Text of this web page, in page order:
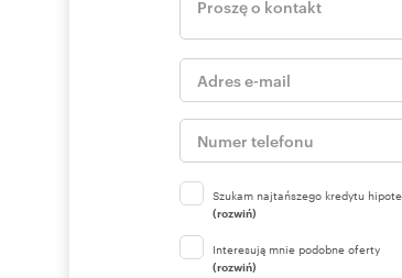
Szukam najtańszego kredytu
(rozwiń)
Interesują mnie podobne oferty
(rozwiń)